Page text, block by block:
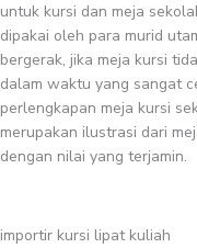
untuk kursi dan meja
dipakai oleh para murid
bergerak, jika meja kursi
dalam waktu yang sangat
perlengkapan meja kursi
merupakan ilustrasi dari
dengan nilai yang terjamin.
importir kursi lipat kuliah